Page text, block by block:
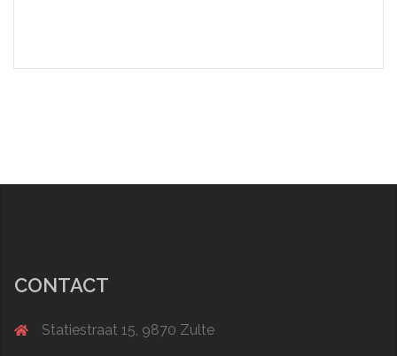
CONTACT
Statiestraat 15, 9870 Zulte